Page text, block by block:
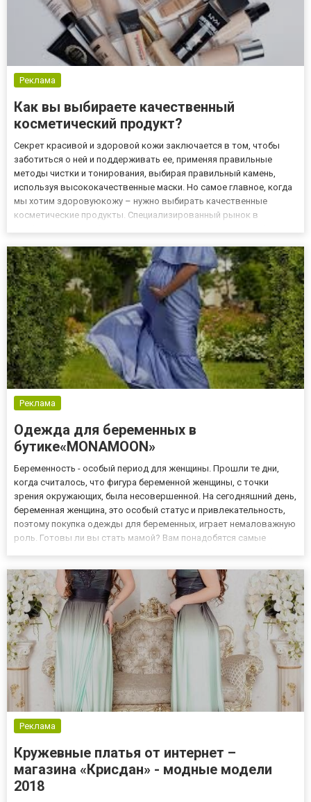
Реклама
Как вы выбираете качественный
косметический продукт?
Секрет красивой и здоровой кожи заключается в том, чтобы
заботиться о ней и поддерживать ее, применяя правильные
методы чистки и тонирования, выбирая правильный камень,
используя высококачественные маски. Но самое главное, когда
мы хотим здоровуюкожу – нужно выбирать качественные
косметические продукты. Специализированный рынок в
Maribarahttp://sano.org.uaсегодня яв...
Реклама
Одежда для беременных в
бутике«MONAMOON»
Беременность - особый период для женщины. Прошли те дни,
когда считалось, что фигура беременной женщины, с точки
зрения окружающих, была несовершенной. На сегодняшний день,
беременная женщина, это особый статус и привлекательность,
поэтому покупка одежды для беременных, играет немаловажную
роль. Готовы ли вы стать мамой? Вам понадобятся самые
Реклама
Кружевные платья от интернет –
магазина «Крисдан» - модные модели
2018